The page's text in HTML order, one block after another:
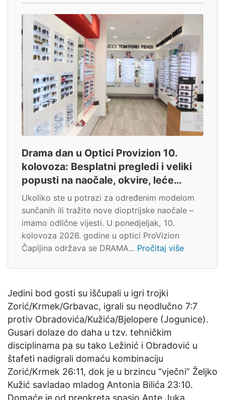
Drama dan u Optici Provizion 10.
kolovoza: Besplatni pregledi i veliki
popusti na naočale, okvire, leće…
Ukoliko ste u potrazi za određenim modelom
sunčanih ili tražite nove dioptrijske naočale –
imamo odlične vijesti. U ponedjeljak, 10.
kolovoza 2026. godine u optici ProVizion
Čapljina održava se DRAMA... Pročitaj više
Jedini bod gosti su iščupali u igri trojki
Zorić/Krmek/Grbavac, igrali su neodlučno 7:7
protiv Obradovića/Kužića/Bjelopere (Jogunice).
Gusari dolaze do daha u tzv. tehničkim
disciplinama pa su tako Ležinić i Obradović u
štafeti nadigrali domaću kombinaciju
Zorić/Krmek 26:11, dok je u brzincu “vječni” Željko
Kužić savladao mladog Antonia Bilića 23:10.